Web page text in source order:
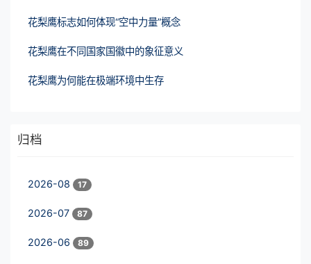
花梨鹰标志如何体现“空中力量”概念
花梨鹰在不同国家国徽中的象征意义
花梨鹰为何能在极端环境中生存
归档
2026-08 17
2026-07 87
2026-06 89